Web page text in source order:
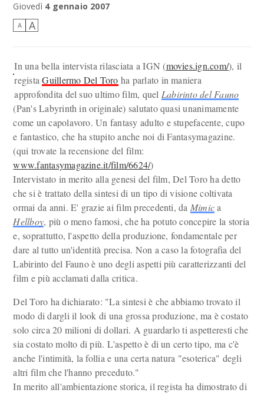
Giovedì 4 gennaio 2007
A A
In una bella intervista rilasciata a IGN (movies.ign.com/), il
registaGuillermo Del Toro ha parlato in maniera
approfondita del suo ultimo film, quel Labirinto del Fauno
(Pan's Labyrinth in originale) salutato quasi unanimamente
come un capolavoro. Un fantasy adulto e stupefacente, cupo
e fantastico, che ha stupito anche noi di Fantasymagazine.
(qui trovate la recensione del film:
www.fantasymagazine.it/film/6624/)
Intervistato in merito alla genesi del film, Del Toro ha detto
che si è trattato della sintesi di un tipo di visione coltivata
ormai da anni. E' grazie ai film precedenti, da Mimica
Hellboy, più o meno famosi, che ha potuto concepire la storia
e, soprattutto, l'aspetto della produzione, fondamentale per
dare al tutto un'identità precisa. Non a caso la fotografia del
Labirinto del Fauno è uno degli aspetti più caratterizzanti del
film e più acclamati dalla critica.
Del Toro ha dichiarato: "La sintesi è che abbiamo trovato il
modo di dargli il look di una grossa produzione, ma è costato
solo circa 20 milioni di dollari. A guardarlo ti aspetteresti che
sia costato molto di più. L'aspetto è di un certo tipo, ma c'è
anche l'intimità, la follia e una certa natura "esoterica" degli
altri film che l'hanno preceduto."
In merito all'ambientazione storica, il regista ha dimostrato di